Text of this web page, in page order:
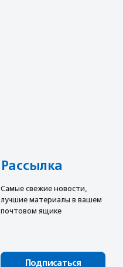
Рассылка
Cамые свежие новости,
лучшие материалы в вашем
почтовом ящике
Подписаться